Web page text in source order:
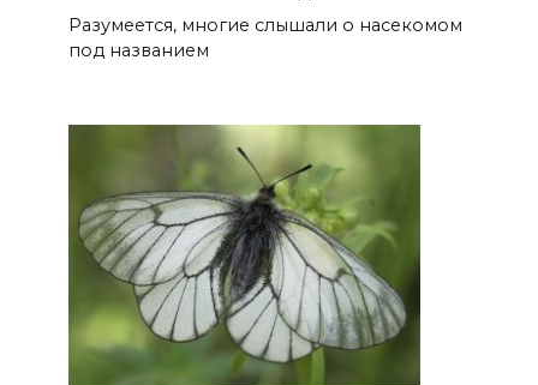
Разумеется, многие слышали о насекомом
под названием